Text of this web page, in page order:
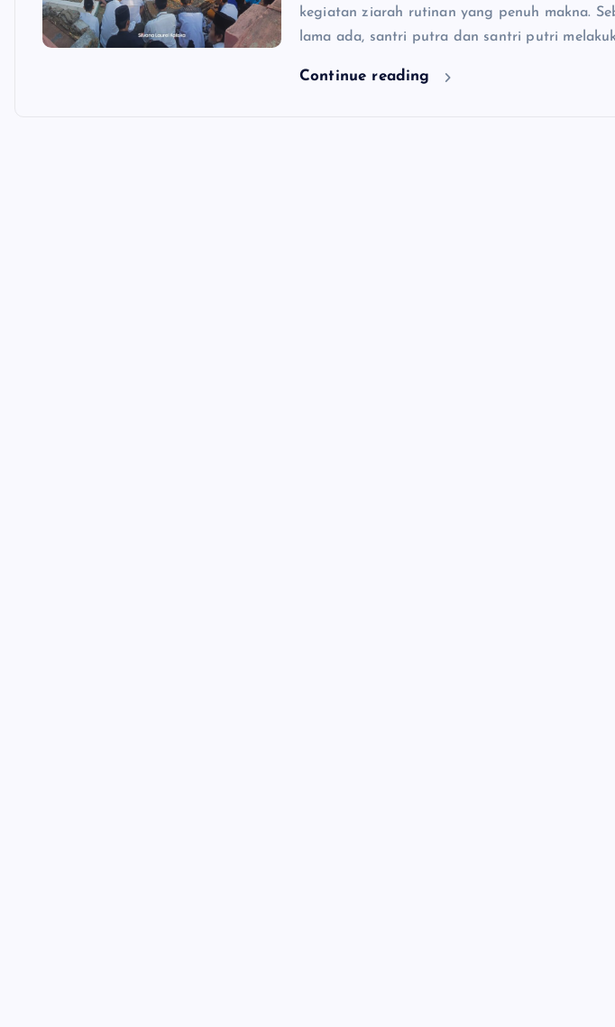
kegiatan ziarah rutinan yang penuh makna.
lama ada, santri putra dan santri putri
Continue reading